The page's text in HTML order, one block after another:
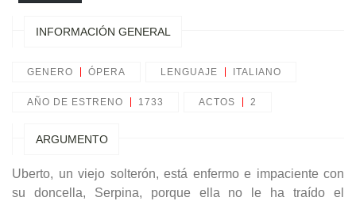
INFORMACIÓN GENERAL
GENERO ÓPERA LENGUAJE ITALIANO
AÑO DE ESTRENO 1733 ACTOS 2
ARGUMENTO
Uberto, un viejo solterón, está enfermo e impaciente con
su doncella, Serpina, porque ella no le ha traído el